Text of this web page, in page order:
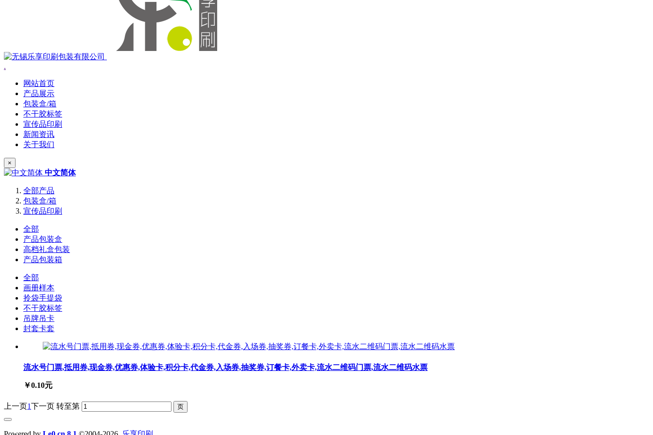
.
网站首页
产品展示
包装盒/箱
不干胶标签
宣传品印刷
新闻资讯
关于我们
×
中文简体
全部产品
包装盒/箱
宣传品印刷
全部
产品包装盒
高档礼盒包装
产品包装箱
全部
画册样本
拎袋手提袋
不干胶标签
吊牌吊卡
封套卡套
流水号门票,抵用券,现金券,优惠券,体验卡,积分卡,代金券,入场券,抽奖券,订餐卡,外卖卡,流水二维码门票,流水二维码水票
￥0.10元
上一页1下一页 转至第